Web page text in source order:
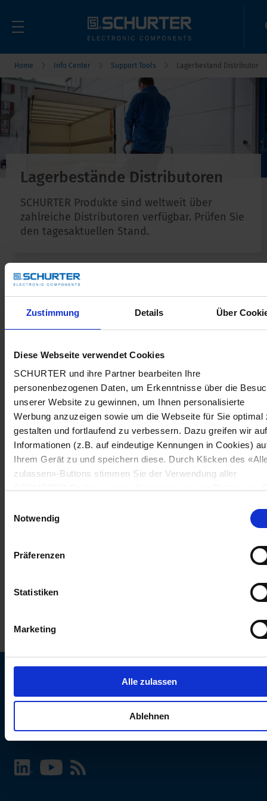
Zustimmung Details Über
Diese Webseite verwendet Cookies
SCHURTER und ihre Partner bearbeiten Ihre
personenbezogenen Daten, um Erkenntnisse über die
unserer Website zu gewinnen, um Ihnen personalisierte
Werbung anzuzeigen sowie um die Webseite für Sie optimal
gestalten und fortlaufend zu verbessern. Dazu greifen wir auf
Informationen (z.B. auf eindeutige Kennungen in Cookies)
Ihrem Gerät zu und speichern diese. Durch Klicken des
zulassen»-Buttons stimmen Sie der Verwendung aller
«Cookie-Einstellungen verwalten» am Seitenende klicken.
Einstellungen werden unseren Partnern gemeldet und haben
keinen Einfluss auf die Browserdaten. Weitere Informationen
erhalten Sie in unserer
Notwendig
Präferenzen
Statistiken
Marketing
Alle zulassen
Ablehnen
Home Info Center Support Tools Lagerbestand Distributor
Lagerbestände Distributoren
SCHURTER Produkte sind weltweit über
zahlreiche Distributoren verfügbar. Prüfen Sie
den tagesaktuellen Stand.
SCHURTER Webseite und Sprache wählen
INTERNATIONAL - Deutsch